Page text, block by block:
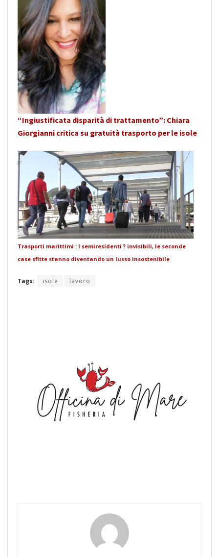
“Ingiustificata disparità di trattamento”: Chiara
Giorgianni critica su gratuità trasporto per le isole
Trasporti marittimi : I semiresidenti ? invisibili, le seconde
case sfitte stanno diventando un lusso insostenibile
Tags: isole lavoro